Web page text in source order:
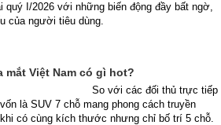
I/2026 với những biến động đầy bất ngờ,
của người tiêu dùng.
mắt Việt Nam có gì hot?
So với các đối thủ trực tiếp
là SUV 7 chỗ mang phong cách truyền
có cùng kích thước nhưng chỉ bố trí 5 chỗ.